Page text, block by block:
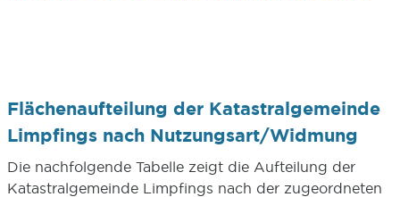
Flächenaufteilung der Katastralgemeinde
Limpfings nach Nutzungsart/Widmung
Die nachfolgende Tabelle zeigt die Aufteilung der
Katastralgemeinde Limpfings nach der zugeordneten